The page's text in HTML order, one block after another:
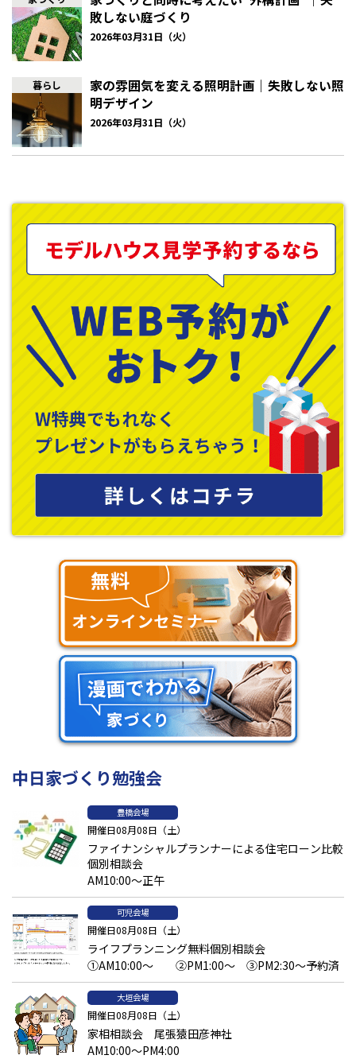
騒音が起こる
生活音や子どもの遊ぶ声、ピアノの音、犬の鳴き声など、騒音に関
するトラブルは特に多い原因の一つです。自分や家族は気になら
なくても、夜間のテレビ音や洗濯機の稼働音、電話の声なども、
住宅が密集した地域などでは静かな時間帯に響きやすくなりま
す。生活音は自分で気が付かないことも多いため、音を軽減でき
る間取りの工夫を取り入れてみることもおすすめです。
庭でのバーベキューや家庭菜園の肥料、タバコやペットのニオイ
など、ニオイに関するトラブルも自分では気が付きにくい問題で
す。最近では、洗濯物を干す際の柔軟剤の香りも、苦手な人にと
っては害と感じるほど。タバコも家の中なら大丈夫と思っていて
も、換気扇から外にニオイが漏れていることがあります。風向き
によっては注意していても隣家に影響が出る可能性があるため、目
に見えないものだからこそ気遣いが必要です。
ゴミ出しルール
ゴミの分別や出し方など、地域のルールに沿って行動しないとトラ
ブルに発展することがあります。前に住んでいた街では大丈夫だっ
たとしても、自治体や町内会によってルールは異なります。街の景
観にも関わるため、その地域のルールはしっかりと把握しておき
ましょう。
駐車マナーが悪い
家の前を塞いだりするケースがあります。駐車に関するマナー違反
スペースはゆとりを持って設計し、来客時は近隣のコインパーキン
グの利用なども検討しましょう。
庭の草木や落ち葉の処理
庭木や植物の手入れを怠ると、落ち葉や枝が隣家に飛んで迷惑をか
けてしまうこともあります。木の枝だけでなく、土の中の根も注
意しなくてはいけません。根が成長し境界を越えてしまうと、将来
的に伐採時のトラブルに繋がる可能性もあります。定期的な手入
れと、植栽を植える場所にも注意しましょう。
ペットの飼育環境が悪い
犬の鳴き声や糞尿のニオイなど、ペットに関するトラブルも少な
くありません。室内でのしつけや防音性の高い建材の使用、ニオ
敗しない庭づくり
2026年03月31日（火）
暮らし
家の雰囲気を変える照明計画｜失敗しない照
明デザイン
2026年03月31日（火）
中日家づくり勉強会
豊橋会場
開催日08月08日（土）
ファイナンシャルプランナーによる住宅ローン比較
個別相談会
AM10:00～正午
可児会場
開催日08月08日（土）
ライフプランニング無料個別相談会
①AM10:00～ ②PM1:00～ ③PM2:30～予約済
大垣会場
開催日08月08日（土）
家相相談会 尾張猿田彦神社
AM10:00～PM4:00